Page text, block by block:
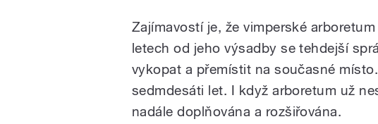
Zajímavostí je, že vimperské
letech od jeho výsadby se tehdejší
vykopat a přemístit na současné
sedmdesáti let. I když arboretum už
nadále doplňována a rozšiřována.